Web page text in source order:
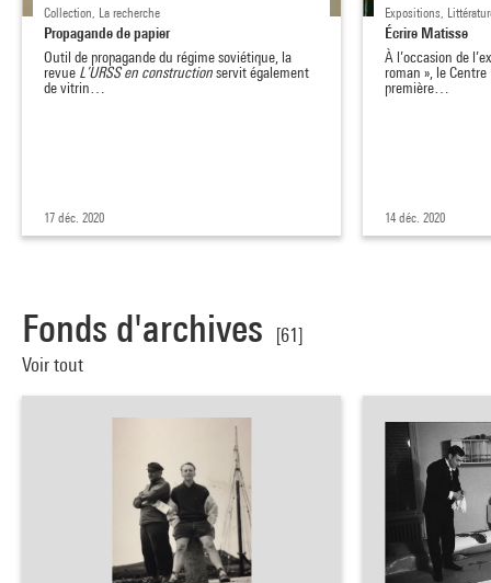
Collection, La recherche
Propagande de papier
Outil de propagande du régime soviétique, la
revue L’URSS en constructionservit également
de vitrin…
17 déc. 2020
Expositions,
Écrire Matisse
À l’occasion de
roman », le
première…
14 déc. 2020
Fonds d'archives
[61]
Voir tout